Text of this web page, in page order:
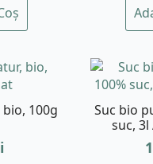
100g
Suc bio
suc,